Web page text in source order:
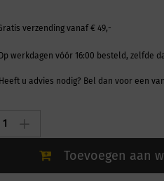
verzending vanaf € 49,-
werkdagen vóór 16:00 besteld, zelfde
Heeft u advies nodig? Bel dan voor een
Toevoegen aan